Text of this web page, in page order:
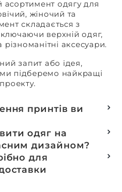
одягу для
жіночий та
складається з
верхній одяг,
аксесуари.
запит або ідея,
підберемо найкращі
принтів ви
одяг на
дизайном?
на розробці колекцій
процес включає підбір
дизай та
готового виробу.
для